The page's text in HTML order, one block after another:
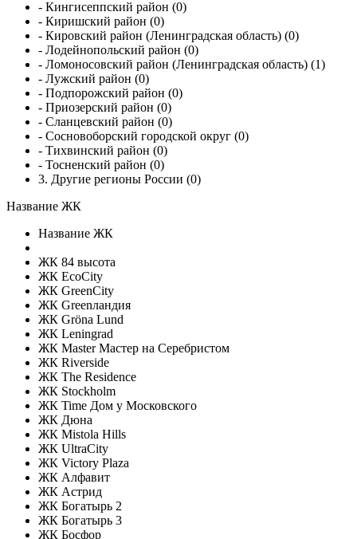
- Кингисеппский район (0)
- Киришский район (0)
- Кировский район (Ленинградская область) (0)
- Лодейнопольский район (0)
- Ломоносовский район (Ленинградская область) (1)
- Лужский район (0)
- Подпорожский район (0)
- Приозерский район (0)
- Сланцевский район (0)
- Сосновоборский городской округ (0)
- Тихвинский район (0)
- Тосненский район (0)
3. Другие регионы России (0)
Название ЖК
Название ЖК
ЖК 84 высота
ЖК EcoCity
ЖК GreenCity
ЖК Greenландия
ЖК Gröna Lund
ЖК Leningrad
ЖК Master Мастер на Серебристом
ЖК Riverside
ЖК The Residence
ЖК Stockholm
ЖК Time Дом у Московского
ЖК Дюна
ЖК Mistola Hills
ЖК UltraCity
ЖК Victory Plaza
ЖК Алфавит
ЖК Астрид
ЖК Богатырь 2
ЖК Богатырь 3
ЖК Босфор